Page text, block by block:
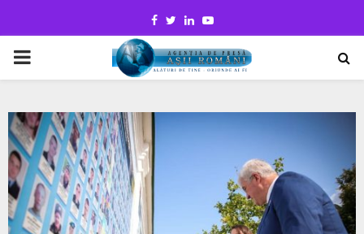
Facebook
TwitterLinkedinYoutube
PRIMARY